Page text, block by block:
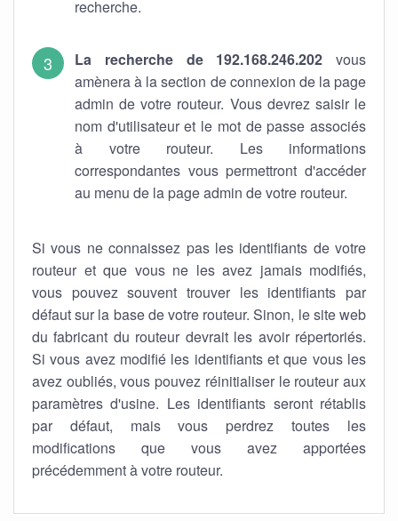
recherche.
La recherche de 192.168.246.202 vous
amènera à la section de connexion de la page
admin de votre routeur. Vous devrez saisir le
nom d'utilisateur et le mot de passe associés
à votre routeur. Les informations
correspondantes vous permettront d'accéder
au menu de la page admin de votre routeur.
Si vous ne connaissez pas les identifiants de votre
routeur et que vous ne les avez jamais modifiés,
vous pouvez souvent trouver les identifiants par
défaut sur la base de votre routeur. Sinon, le site web
du fabricant du routeur devrait les avoir répertoriés.
Si vous avez modifié les identifiants et que vous les
avez oubliés, vous pouvez réinitialiser le routeur aux
paramètres d'usine. Les identifiants seront rétablis
par défaut, mais vous perdrez toutes les
modifications que vous avez apportées
précédemment à votre routeur.